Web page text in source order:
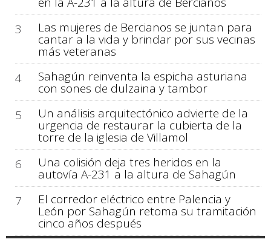
3
Las mujeres de Bercianos se juntan para
cantar a la vida y brindar por sus vecinas
más veteranas
4
Sahagún reinventa la espicha asturiana
con sones de dulzaina y tambor
5
Un análisis arquitectónico advierte de la
urgencia de restaurar la cubierta de la
torre de la iglesia de Villamol
6
Una colisión deja tres heridos en la
autovía A-231 a la altura de Sahagún
7
El corredor eléctrico entre Palencia y
León por Sahagún retoma su tramitación
cinco años después